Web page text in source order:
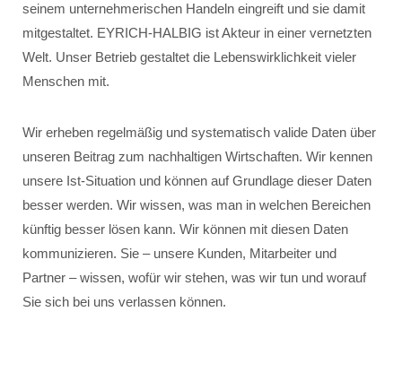
seinem unternehmerischen Handeln eingreift und sie damit
mitgestaltet. EYRICH-HALBIG ist Akteur in einer vernetzten
Welt. Unser Betrieb gestaltet die Lebenswirklichkeit vieler
Menschen mit.
Wir erheben regelmäßig und systematisch valide Daten über
unseren Beitrag zum nachhaltigen Wirtschaften. Wir kennen
unsere Ist-Situation und können auf Grundlage dieser Daten
besser werden. Wir wissen, was man in welchen Bereichen
künftig besser lösen kann. Wir können mit diesen Daten
kommunizieren. Sie – unsere Kunden, Mitarbeiter und
Partner – wissen, wofür wir stehen, was wir tun und worauf
Sie sich bei uns verlassen können.